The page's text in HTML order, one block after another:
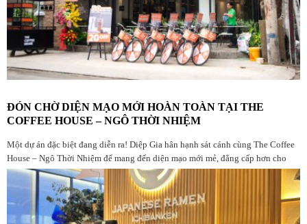
ĐÓN CHỜ DIỆN MẠO MỚI HOÀN TOÀN TẠI THE
COFFEE HOUSE – NGÔ THỜI NHIỆM
Một dự án đặc biệt đang diễn ra! Diệp Gia hân hạnh sát cánh cùng The Coffee
House – Ngô Thời Nhiệm để mang đến diện mạo mới mẻ, đẳng cấp hơn cho
không gian quen thuộc